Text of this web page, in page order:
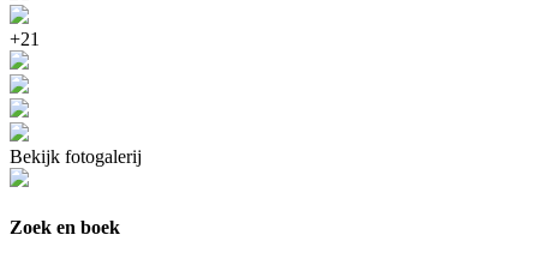
+21
Bekijk fotogalerij
Zoek en boek